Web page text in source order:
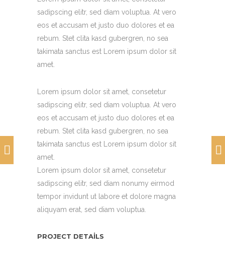
sadipscing elitr, sed diam voluptua. At vero
eos et accusam et justo duo dolores et ea
rebum. Stet clita kasd gubergren, no sea
takimata sanctus est Lorem ipsum dolor sit
amet.
Lorem ipsum dolor sit amet, consetetur
sadipscing elitr, sed diam voluptua. At vero
eos et accusam et justo duo dolores et ea
rebum. Stet clita kasd gubergren, no sea
takimata sanctus est Lorem ipsum dolor sit
amet.
Lorem ipsum dolor sit amet, consetetur
sadipscing elitr, sed diam nonumy eirmod
tempor invidunt ut labore et dolore magna
aliquyam erat, sed diam voluptua.
PROJECT DETAILS